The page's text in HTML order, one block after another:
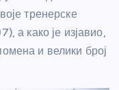
тренерске
а како је изјавио,
и велики број